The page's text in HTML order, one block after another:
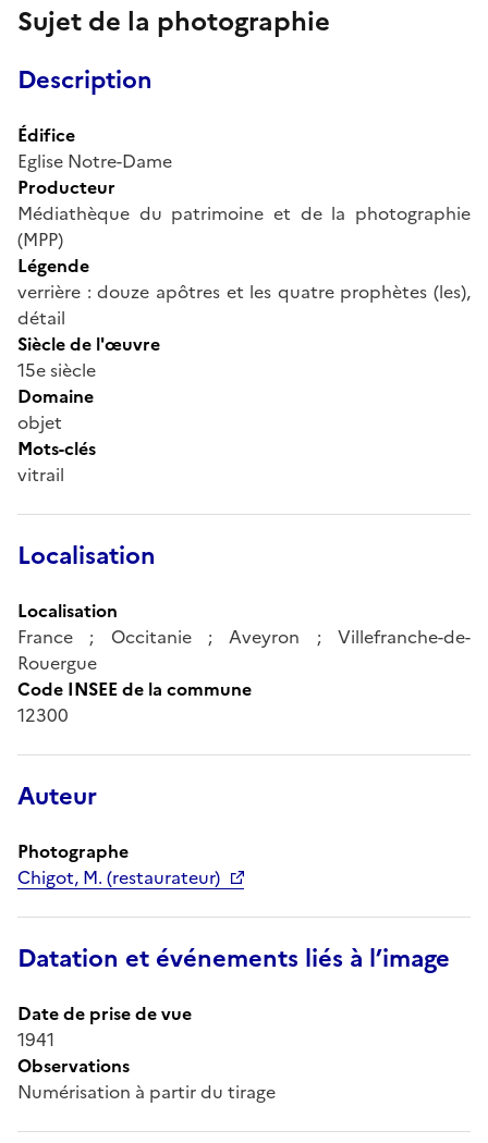
Sujet de la photographie
Description
Édifice
Eglise Notre-Dame
Producteur
Médiathèque du patrimoine et de la photographie
(MPP)
Légende
verrière : douze apôtres et les quatre prophètes (les),
détail
Siècle de l'œuvre
15e siècle
Domaine
objet
Mots-clés
vitrail
Localisation
Localisation
France ; Occitanie ; Aveyron ; Villefranche-de-
Rouergue
Code INSEE de la commune
12300
Auteur
Photographe
Chigot, M. (restaurateur)
Datation et événements liés à l’image
Date de prise de vue
1941
Observations
Numérisation à partir du tirage